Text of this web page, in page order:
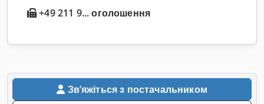
+49 211 9... оголошення
Звʼяжіться з постачальником